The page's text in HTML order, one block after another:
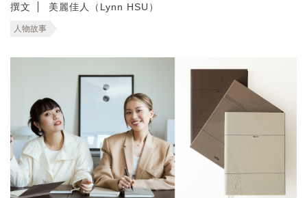
撰文 美麗佳人（Lynn HSU）
人物故事